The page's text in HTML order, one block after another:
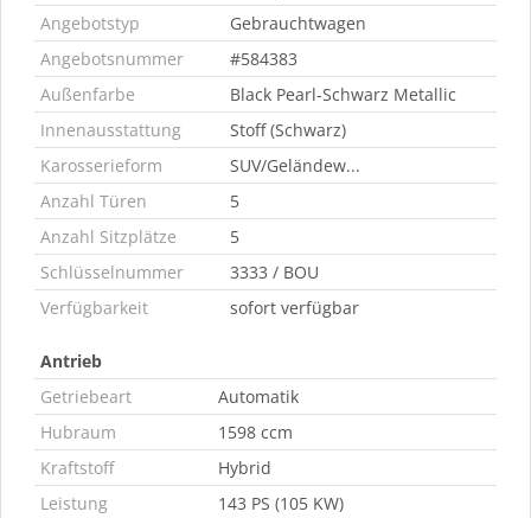
Angebotstyp
Gebrauchtwagen
Angebotsnummer
#584383
Außenfarbe
Black Pearl-Schwarz Metallic
Innenausstattung
Stoff (Schwarz)
Karosserieform
SUV/Geländew...
Anzahl Türen
5
Anzahl Sitzplätze
5
Schlüsselnummer
3333 / BOU
Verfügbarkeit
sofort verfügbar
Antrieb
Getriebeart
Automatik
Hubraum
1598 ccm
Kraftstoff
Hybrid
Leistung
143 PS (105 KW)